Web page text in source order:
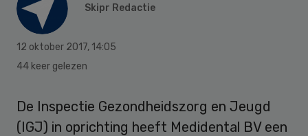
Skipr Redactie
12 oktober 2017, 14:05
44 keer gelezen
De Inspectie Gezondheidszorg en Jeugd
(IGJ) in oprichting heeft Medidental BV een